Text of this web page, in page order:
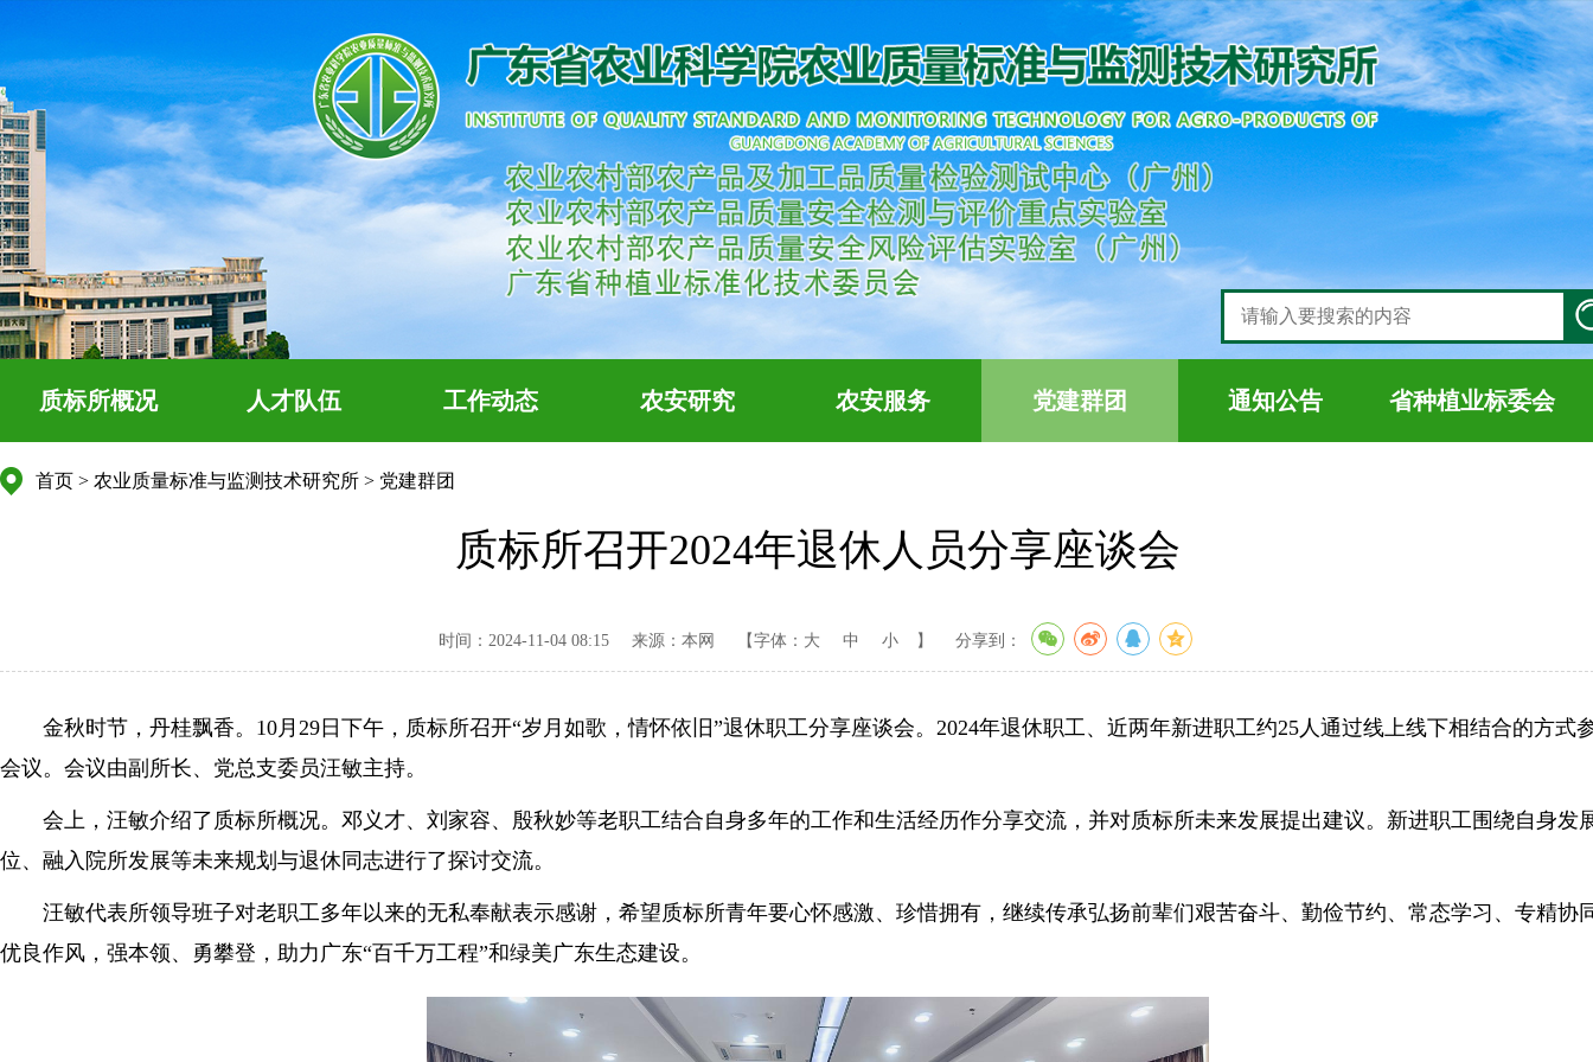
质标所概况 人才队伍 工作动态 农安研究 农安服务 党建群团 通知公告 省种植业标委会
首页 > 农业质量标准与监测技术研究所 > 党建群团
质标所召开2024年退休人员分享座谈会
时间：2024-11-04 08:15 来源：本网 【字体： 大 中 小 】 分享到：
金秋时节，丹桂飘香。10月29日下午，质标所召开“岁月如歌，情怀依旧”退休职工分享座谈会。2024年退休职工、近两年新进职工约25人通过线上线下相结合的方式
会议。会议由副所长、党总支委员汪敏主持。
会上，汪敏介绍了质标所概况。邓义才、刘家容、殷秋妙等老职工结合自身多年的工作和生活经历作分享交流，并对质标所未来发展提出建议。新进职工围绕自身发
位、融入院所发展等未来规划与退休同志进行了探讨交流。
汪敏代表所领导班子对老职工多年以来的无私奉献表示感谢，希望质标所青年要心怀感激、珍惜拥有，继续传承弘扬前辈们艰苦奋斗、勤俭节约、常态学习、专精协
优良作风，强本领、勇攀登，助力广东“百千万工程”和绿美广东生态建设。